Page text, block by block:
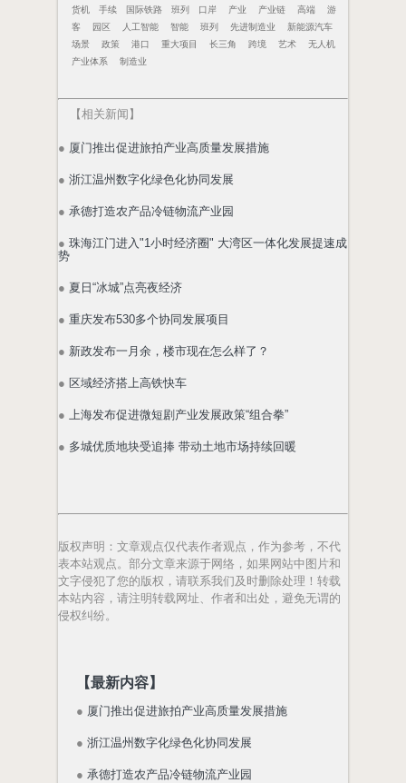
货机 手续 国际铁路 班列 口岸 产业 产业链 高端
游
客
园区 人工智能 智能 班列 先进制造业
新能源汽车
场景
政策 港口 重大项目 长三角 跨境 艺术
无人机
产业体系
制造业
【相关新闻 】
● 厦门推出促进旅拍产业高质量发展措施
● 浙江温州数字化绿色化协同发展
● 承德打造农产品冷链物流产业园
● 珠海江门进入"1小时经济圈" 大湾区一体化发展提速成
势
● 夏日“冰城”点亮夜经济
● 重庆发布530多个协同发展项目
● 新政发布一月余，楼市现在怎么样了？
● 区域经济搭上高铁快车
● 上海发布促进微短剧产业发展政策“组合拳”
● 多城优质地块受追捧 带动土地市场持续回暖
版权声明 ：文章观点仅代表作者观点，作为参考，不代
表本站观点。部分文章来源于网络，如果网站中图片和
文字侵犯了您的版权，请联系我们及时删除处理！转载
本站内容，请注明转载网址、作者和出处，避免无谓的
侵权纠纷。
【最新内容】
● 厦门推出促进旅拍产业高质量发展措施
● 浙江温州数字化绿色化协同发展
● 承德打造农产品冷链物流产业园